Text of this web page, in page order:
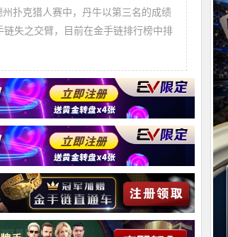
扑克猎人赛中，丹牛以第三名的成绩
失之交臂，目前在金手链排行榜中排